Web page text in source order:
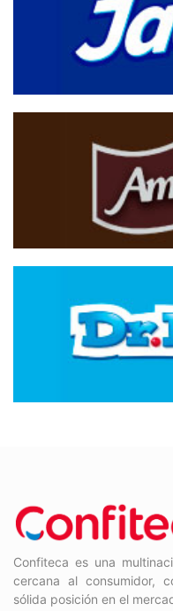
Confiteca es una
cercana al consumidor,
sólida posición en el